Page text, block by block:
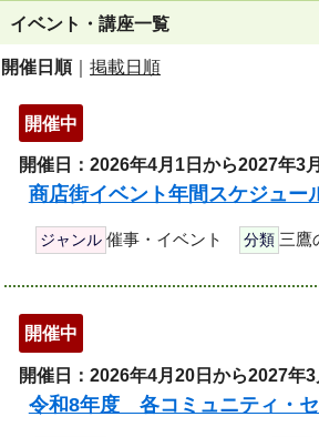
イベント・講座一覧
開催日順｜ 掲載日順
開催中
開催日：2026年4月1日から2027年3
商店街イベント年間スケジュー
ジャンル 催事・イベント 分類 三鷹
開催中
開催日：2026年4月20日から2027年3
令和8年度 各コミュニティ・